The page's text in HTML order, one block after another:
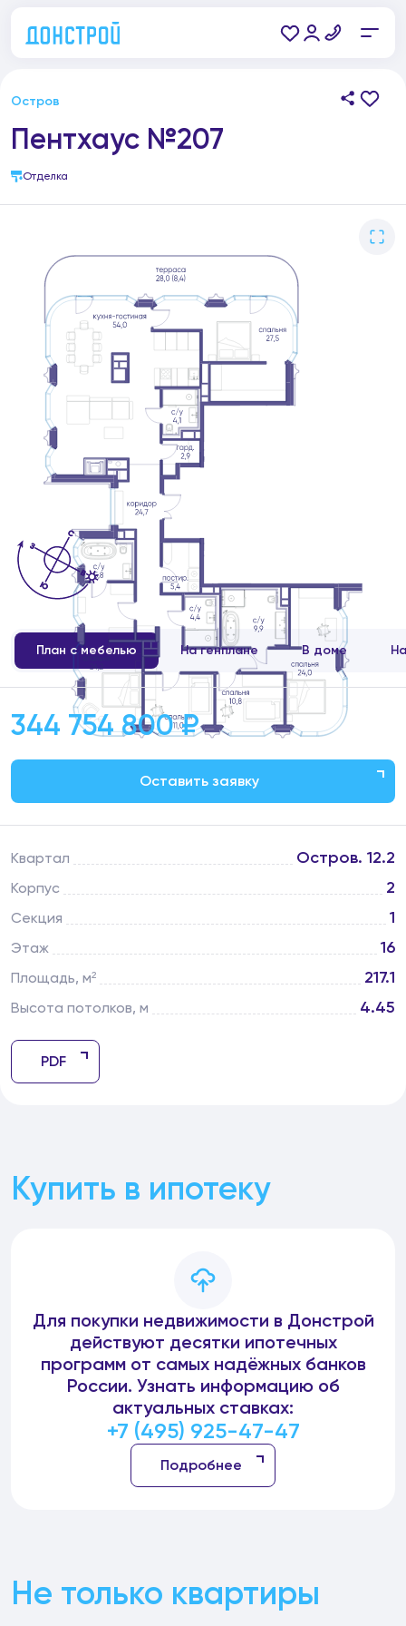
Остров
Пентхаус №207
Отделка
План с мебелью На генплане В доме
Квартал Остров. 12.2
Корпус 2
Секция 1
Этаж 16
Площадь, м² 217.1
Высота потолков, м 4.45
PDF
344 754 800 ₽
Оставить заявку
Купить в ипотеку
Для покупки недвижимости в Донстрой
действуют десятки ипотечных
программ от самых надёжных банков
России. Узнать информацию об
актуальных ставках:
+7 (495) 925-47-47
Подробнее
Не только квартиры